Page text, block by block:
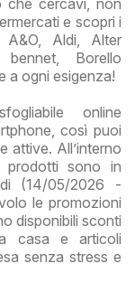
cercavi, non
e scopri i
A&O, Aldi, Alter
Borello
a ogni esigenza!
online
così puoi
attive. All’interno
prodotti sono in
(14/05/2026 -
le promozioni
disponibili sconti
casa e articoli
senza stress e